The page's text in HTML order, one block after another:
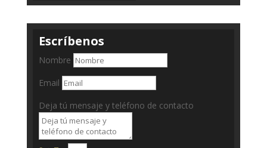
Escríbenos
Nombre
Email
Deja tú mensaje y teléfono de contacto